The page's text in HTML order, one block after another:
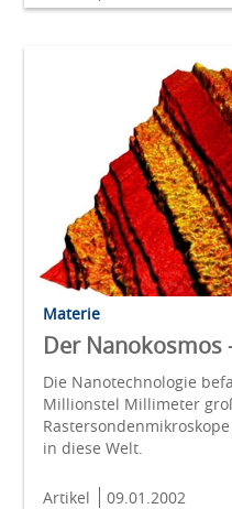
Materie
Der Nanokosmos
Die Nanotechnologie
Millionstel Millimeter
in diese Welt.
Artikel 09.01.2002